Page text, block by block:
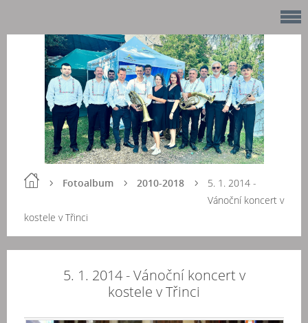
Fotoalbum 2010-2018
5. 1. 2014 -
Vánoční koncert v
kostele v Třinci
5. 1. 2014 - Vánoční koncert v
kostele v Třinci